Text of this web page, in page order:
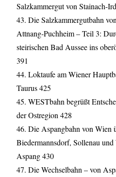
Salzkammergut von Stainach-
43. Die Salzkammergutbahn
Attnang-Puchheim – Teil 3:
steirischen Bad Aussee ins
391
44. Loktaufe am Wiener
Taurus 425
45. WESTbahn begrüßt
der Ostregion 428
46. Die Aspangbahn von Wien
Biedermannsdorf, Sollenau
Aspang 430
47. Die Wechselbahn – von